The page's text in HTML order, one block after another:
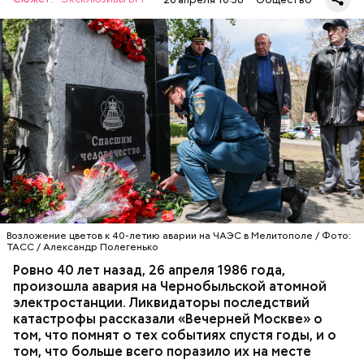
Возложение цветов к 40-летию аварии на ЧАЭС в Мелитополе / Фото:
ТАСС / Александр Полегенько
Ровно 40 лет назад, 26 апреля 1986 года,
произошла авария на Чернобыльской атомной
электростанции. Ликвидаторы последствий
катастрофы рассказали «Вечерней Москве» о
том, что помнят о тех событиях спустя годы, и о
том, что больше всего поразило их на месте
Специалист гражданской обороны Московского
авиацентра Владимир Макеев в 1986 году служил в
Киеве в отдельном механизированном полку
гражданской обороны. На тот момент, когда
произошла авария на Чернобыльской атомной
станции, ему было 26 лет.
АВАРИИ ЧЕРНОБЫЛЬ ИСТОРИЯ
Как гласит предание, совершая паломничество в
Иерусалим, Николай Чудотворец по просьбе
отчаявшихся путников молитвой успокоил
разбушевавшееся море.
А еще, удержав меч палача, святой Николай спас от
смерти трех мужей, невинно осужденных
корыстолюбивым градоначальником.